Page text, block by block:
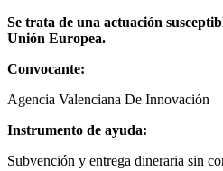
Se trata de una actuación
Unión Europea.
Convocante:
Agencia Valenciana De Innovación
Instrumento de ayuda:
Subvención y entrega dineraria sin